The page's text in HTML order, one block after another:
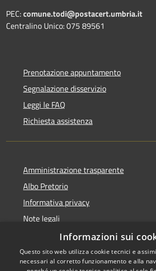
PEC:comune.todi@postacert.umbria.it
Centralino Unico: 075 89561
Prenotazione appuntamento
Segnalazione disservizio
Leggi le FAQ
Richiesta assistenza
Amministrazione trasparente
Albo Pretorio
Informativa privacy
Note legali
Dichiarazione di accessibilità
Informazioni sui
Questo sito web utilizza cookie tecnici e
necessari al corretto funzionamento e alla